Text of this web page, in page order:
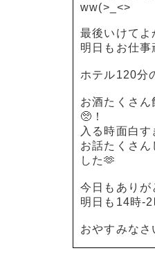
ww(>_<>
最後いけてよ
明日もお仕
ホテル120分
お酒たくさ
🥺！
入る時面白
お話たくさ
した🫶
今日もありが
明日も14時-
おやすみな